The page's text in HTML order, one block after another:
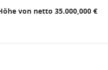
von netto 35.000,000 €